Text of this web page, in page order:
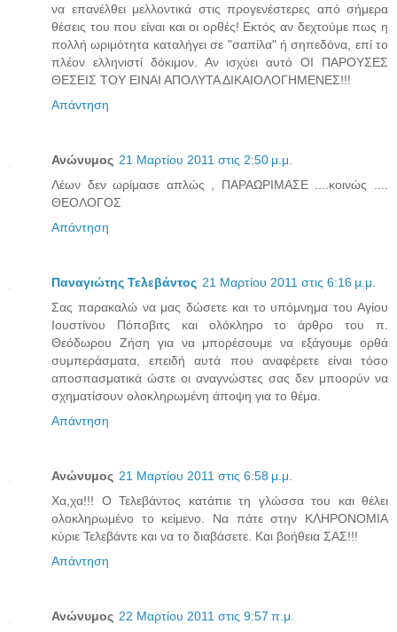
να επανέλθει μελλοντικά στις προγενέστερες από σήμερα
θέσεις του που είναι και οι ορθές! Εκτός αν δεχτούμε πως η
πολλή ωριμότητα καταλήγει σε "σαπίλα" ή σηπεδόνα, επί το
πλέον ελληνιστί δόκιμον. Αν ισχύει αυτό ΟΙ ΠΑΡΟΥΣΕΣ
ΘΕΣΕΙΣ ΤΟΥ ΕΙΝΑΙ ΑΠΟΛΥΤΑ ΔΙΚΑΙΟΛΟΓΗΜΕΝΕΣ!!!
Απάντηση
Ανώνυμος 21 Μαρτίου 2011 στις 2:50 μ.μ.
Λέων δεν ωρίμασε απλώς , ΠΑΡΑΩΡΙΜΑΣΕ ....κοινώς ....
ΘΕΟΛΟΓΟΣ
Απάντηση
Παναγιώτης Τελεβάντος 21 Μαρτίου 2011 στις 6:16 μ.μ.
Σας παρακαλώ να μας δώσετε και το υπόμνημα του Αγίου
Ιουστίνου Πόποβιτς και ολόκληρο το άρθρο του π.
Θεόδωρου Ζήση για να μπορέσουμε να εξάγουμε ορθά
συμπεράσματα, επειδή αυτά που αναφέρετε είναι τόσο
αποσπασματικά ώστε οι αναγνώστες σας δεν μποορύν να
σχηματίσουν ολοκληρωμένη άποψη για το θέμα.
Απάντηση
Ανώνυμος 21 Μαρτίου 2011 στις 6:58 μ.μ.
Χα,χα!!! Ο Τελεβάντος κατάπιε τη γλώσσα του και θέλει
ολοκληρωμένο το κείμενο. Να πάτε στην ΚΛΗΡΟΝΟΜΙΑ
κύριε Τελεβάντε και να το διαβάσετε. Και βοήθεια ΣΑΣ!!!
Απάντηση
Ανώνυμος 22 Μαρτίου 2011 στις 9:57 π.μ.